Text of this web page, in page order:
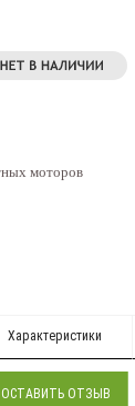
моторов
ОСТАВИТЬ ОТЗЫВ
Характеристики